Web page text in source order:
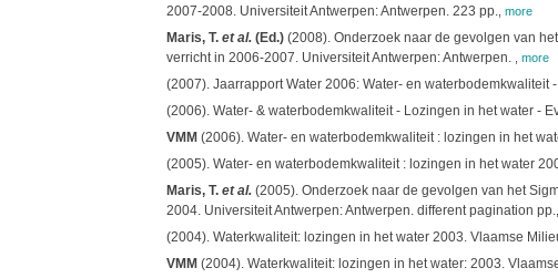
2007-2008. Universiteit Antwerpen: Antwerpen. 223 pp. more
Maris, T. et al.(Ed.)(2008). Onderzoek naar de gevolgen van
verricht in 2006-2007. Universiteit Antwerpen: Antwerpen.
more
(2007). Jaarrapport Water 2006: Water- en
(2006). Water- & waterbodemkwaliteit - Lozingen in het water -
VMM (2006). Water- en waterbodemkwaliteit : lozingen in het
(2005). Water- en waterbodemkwaliteit : lozingen in het water
Maris, T. et al.(2005). Onderzoek naar de gevolgen van het
2004. Universiteit Antwerpen: Antwerpen. different pagination pp.
(2004). Waterkwaliteit: lozingen in het water 2003. Vlaamse
VMM (2004). Waterkwaliteit: lozingen in het water: 2003.